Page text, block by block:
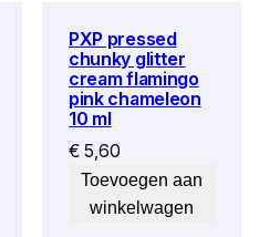
PXP pressed
chunky glitter
cream flamingo
pink chameleon
10 ml
€ 5,60
Toevoegen aan
winkelwagen